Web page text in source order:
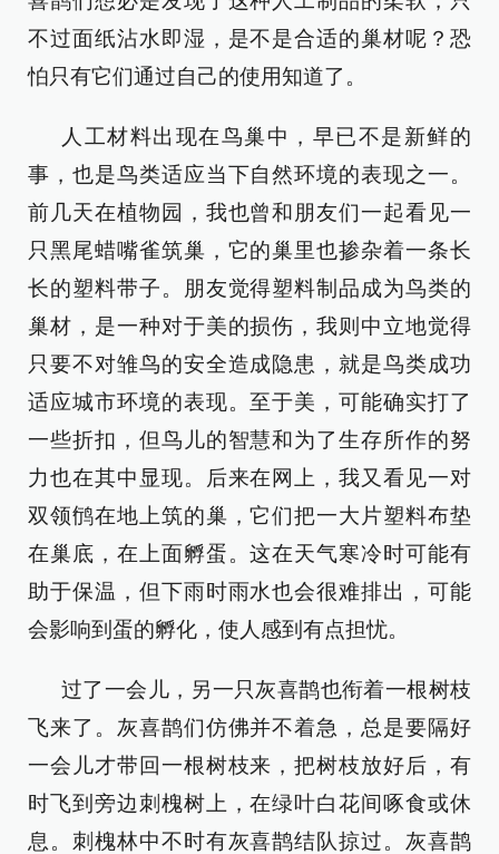
不过面纸沾水即湿，是不是合适的巢材呢？恐
怕只有它们通过自己的使用知道了。
人工材料出现在鸟巢中，早已不是新鲜的
事，也是鸟类适应当下自然环境的表现之一。
前几天在植物园，我也曾和朋友们一起看见一
只黑尾蜡嘴雀筑巢，它的巢里也掺杂着一条长
长的塑料带子。朋友觉得塑料制品成为鸟类的
巢材，是一种对于美的损伤，我则中立地觉得
只要不对雏鸟的安全造成隐患，就是鸟类成功
适应城市环境的表现。至于美，可能确实打了
一些折扣，但鸟儿的智慧和为了生存所作的努
力也在其中显现。后来在网上，我又看见一对
双领鸻在地上筑的巢，它们把一大片塑料布垫
在巢底，在上面孵蛋。这在天气寒冷时可能有
助于保温，但下雨时雨水也会很难排出，可能
会影响到蛋的孵化，使人感到有点担忧。
过了一会儿，另一只灰喜鹊也衔着一根树枝
飞来了。灰喜鹊们仿佛并不着急，总是要隔好
一会儿才带回一根树枝来，把树枝放好后，有
时飞到旁边刺槐树上，在绿叶白花间啄食或休
息。刺槐林中不时有灰喜鹊结队掠过。灰喜鹊